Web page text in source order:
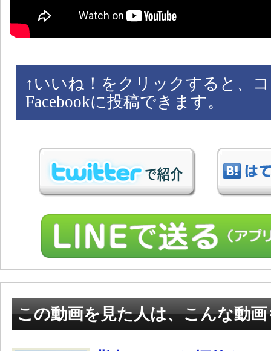
↑ いいね！をクリックすると、
Facebookに投稿できます。
この動画を見た人は、こんな動